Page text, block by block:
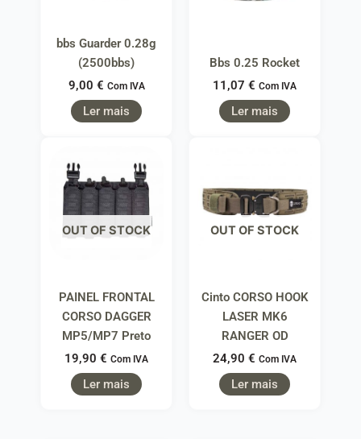
bbs Guarder 0.28g
(2500bbs)
9,00 € Com IVA
Ler mais
Bbs 0.25 Rocket
11,07 € Com IVA
Ler mais
OUT OF STOCK
PAINEL FRONTAL
CORSO DAGGER
MP5/MP7 Preto
19,90 € Com IVA
Ler mais
OUT OF STOCK
Cinto CORSO HOOK
LASER MK6
RANGER OD
24,90 € Com IVA
Ler mais